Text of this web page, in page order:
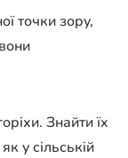
точки зору,
Знайти їх
у сільській